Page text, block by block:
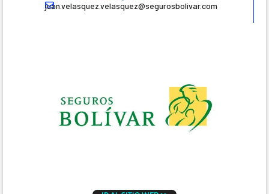
juan.velasquez.velasquez@segurosbolivar.com